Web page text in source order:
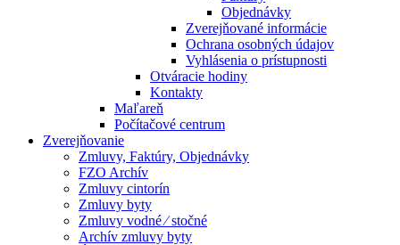
Objednávky
Zverejňované informácie
Ochrana osobných údajov
Vyhlásenia o prístupnosti
Otváracie hodiny
Kontakty
Maľareň
Počítačové centrum
Zverejňovanie
Zmluvy, Faktúry, Objednávky
FZO Archív
Zmluvy cintorín
Zmluvy byty
Zmluvy vodné ⁄ stočné
Archív zmluvy byty